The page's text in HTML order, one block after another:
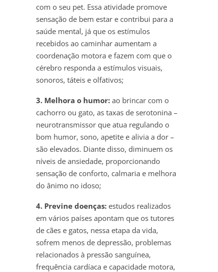
com o seu pet. Essa atividade promove
sensação de bem estar e contribui para a
saúde mental, já que os estímulos
recebidos ao caminhar aumentam a
coordenação motora e fazem com que o
cérebro responda a estímulos visuais,
sonoros, táteis e olfativos;
3. Melhora o humor: ao brincar com o
cachorro ou gato, as taxas de serotonina –
neurotransmissor que atua regulando o
bom humor, sono, apetite e alivia a dor –
são elevados. Diante disso, diminuem os
níveis de ansiedade, proporcionando
sensação de conforto, calmaria e melhora
do ânimo no idoso;
4. Previne doenças: estudos realizados
em vários países apontam que os tutores
de cães e gatos, nessa etapa da vida,
sofrem menos de depressão, problemas
relacionados à pressão sanguínea,
frequência cardíaca e capacidade motora,